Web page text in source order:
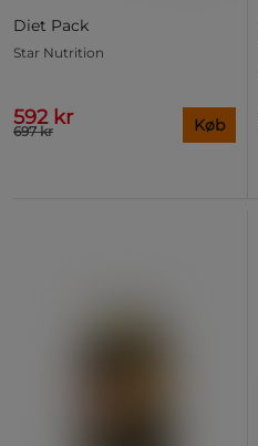
Diet Pack
Star Nutrition
592 kr
697 kr Køb